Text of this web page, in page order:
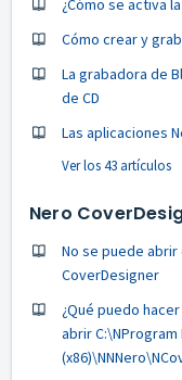
Cómo crear y
La grabadora de
de CD
Las aplicaciones
Ver los 43 artículos
Nero
No se puede
CoverDesigner
¿Qué puedo
abrir C:\NProgram